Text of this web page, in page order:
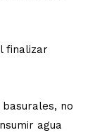
finalizar
no
agua